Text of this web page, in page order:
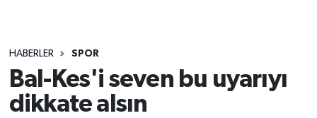
HABERLER SPOR
Bal-Kes'i seven bu uyarıyı
dikkate alsın